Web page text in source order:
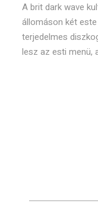
A brit dark wave
állomáson két
terjedelmes
lesz az esti menü,